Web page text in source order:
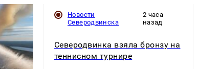
Новости
Северодвинска
2 часа
назад
Северодвинка взяла бронзу на
теннисном турнире